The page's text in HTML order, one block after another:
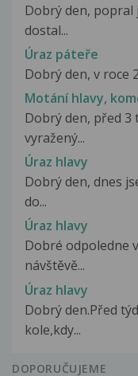
Dobrý den, popral
dostal...
Úraz páteře
Dobrý den, v roce
Motání hlavy,
Dobrý den, před 3
vyražený...
Úraz hlavy
Dobrý den, dnes
do...
Úraz hlavy
Dobré odpoledne
návštěvě...
Úraz hlavy
Dobrý den.Před
kole,kdy...
DOPORUČUJEME